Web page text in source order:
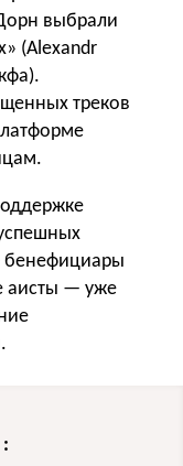
выбрали
(Alexandr
треков
бенефициары
аисты — уже
: